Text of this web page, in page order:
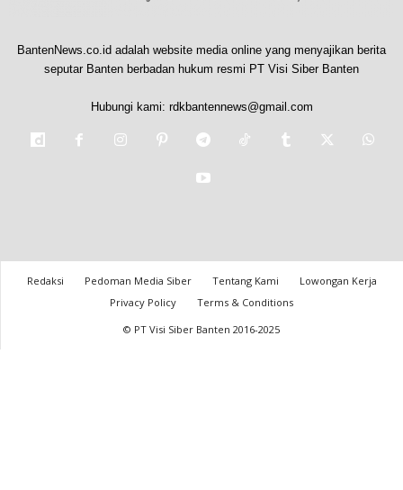
BantenNews.co.id adalah website media online yang menyajikan berita
seputar Banten berbadan hukum resmi PT Visi Siber Banten
Hubungi kami: rdkbantennews@gmail.com
Redaksi Pedoman Media Siber Tentang Kami
Lowongan Kerja
Privacy Policy
Terms & Conditions
© PT Visi Siber Banten 2016-2025